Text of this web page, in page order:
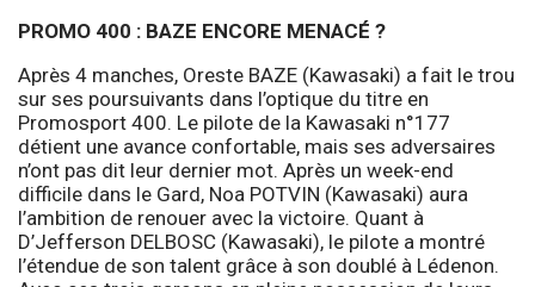
PROMO 400 : BAZE ENCORE MENACÉ ?
Après 4 manches, Oreste BAZE (Kawasaki) a fait le trou
sur ses poursuivants dans l’optique du titre en
Promosport 400. Le pilote de la Kawasaki n°177
détient une avance confortable, mais ses adversaires
n’ont pas dit leur dernier mot. Après un week-end
difficile dans le Gard, Noa POTVIN (Kawasaki) aura
l’ambition de renouer avec la victoire. Quant à
D’Jefferson DELBOSC (Kawasaki), le pilote a montré
l’étendue de son talent grâce à son doublé à Lédenon.